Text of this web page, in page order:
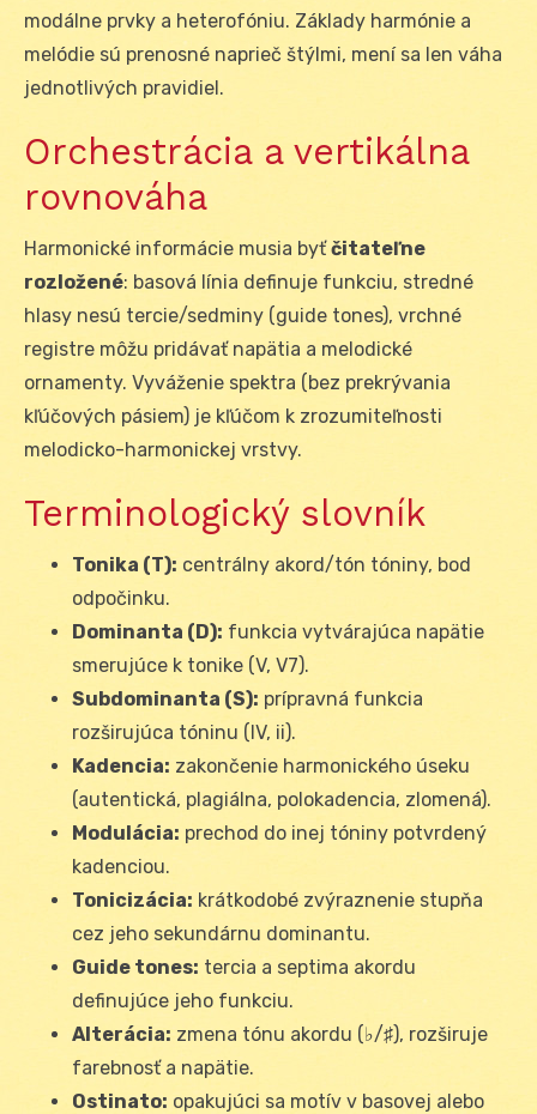
modálne prvky a heterofóniu. Základy harmónie a
melódie sú prenosné naprieč štýlmi, mení sa len váha
jednotlivých pravidiel.
Orchestrácia a vertikálna
rovnováha
Harmonické informácie musia byťčitateľne
rozložené: basová línia definuje funkciu, stredné
hlasy nesú tercie/sedminy (guide tones), vrchné
registre môžu pridávať napätia a melodické
ornamenty. Vyváženie spektra (bez prekrývania
kľúčových pásiem) je kľúčom k zrozumiteľnosti
melodicko-harmonickej vrstvy.
Terminologický slovník
Tonika (T): centrálny akord/tón tóniny, bod
odpočinku.
Dominanta (D): funkcia vytvárajúca napätie
smerujúce k tonike (V, V7).
Subdominanta (S): prípravná funkcia
rozširujúca tóninu (IV, ii).
Kadencia: zakončenie harmonického úseku
(autentická, plagiálna, polokadencia, zlomená).
Modulácia: prechod do inej tóniny potvrdený
kadenciou.
Tonicizácia: krátkodobé zvýraznenie stupňa
cez jeho sekundárnu dominantu.
Guide tones: tercia a septima akordu
definujúce jeho funkciu.
Alterácia: zmena tónu akordu (♭/♯), rozširuje
farebnosť a napätie.
Ostinato: opakujúci sa motív v basovej alebo